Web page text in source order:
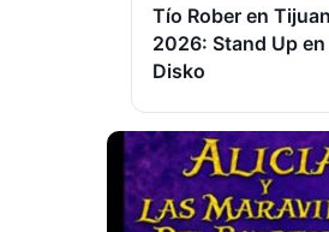
Tío Rober en
2026: Stand Up
Disko